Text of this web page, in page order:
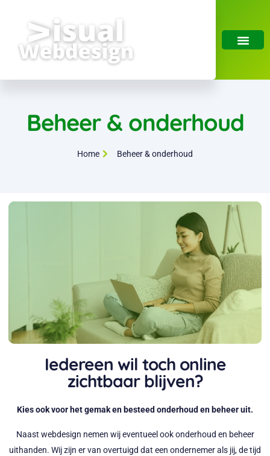
Beheer & onderhoud
Home Beheer & onderhoud
Iedereen wil toch online
zichtbaar blijven?
Kies ook voor het gemak en besteed onderhoud en beheer uit.
Naast webdesign nemen wij eventueel ook onderhoud en beheer
uithanden. Wij zijn er van overtuigd dat een ondernemer als jij, de tijd